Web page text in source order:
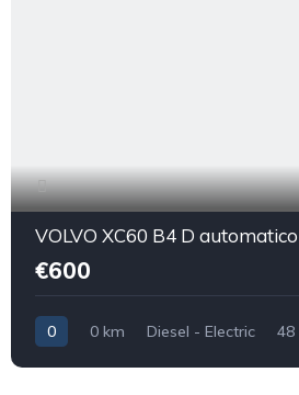
VOLVO XC60 B4 D
€600
0 0 km Diesel - Electric 48